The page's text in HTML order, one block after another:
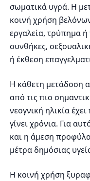
σωματικά υγρά. Η
κοινή χρήση
εργαλεία, τρύπημα
συνθήκες,
ή έκθεση
Η κάθετη μετάδοση
από τις πιο
νεογνική ηλικία
γίνει χρόνια. Για
και η άμεση
μέτρα δημόσιας
Η κοινή χρήση